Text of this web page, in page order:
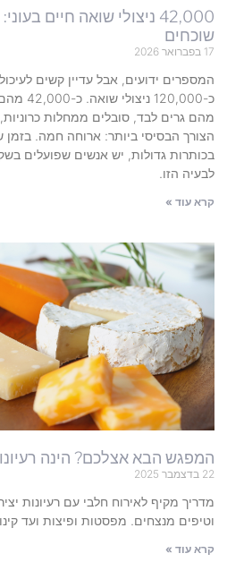
42,000 ניצולי שואה חיים
שוכחים
17 בפברואר 2026
המספרים ידועים, אבל עדיין קשים
כ-
מהם גרים לבד, סובלים ממחלות
הצורך הבסיסי ביותר: ארוחה חמה.
בכותרות גדולות, יש אנשים שפועלים
לבעיה הזו.
קרא עוד »
המפגש הבא אצלכם? הינה
22 בדצמבר 2025
מדריך מקיף לאירוח חלבי עם רעיונות
וטיפים מנצחים. מפסטות ופיצות ועד
קרא עוד »